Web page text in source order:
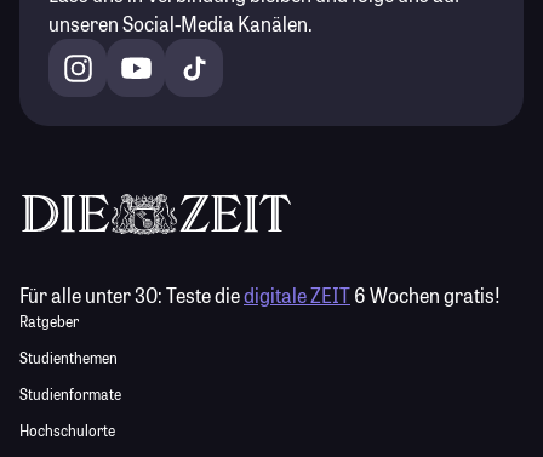
unseren Social-Media Kanälen.
Für alle unter 30:Teste diedigitale ZEIT6 Wochen gratis!
Ratgeber
Studienthemen
Studienformate
Hochschulorte